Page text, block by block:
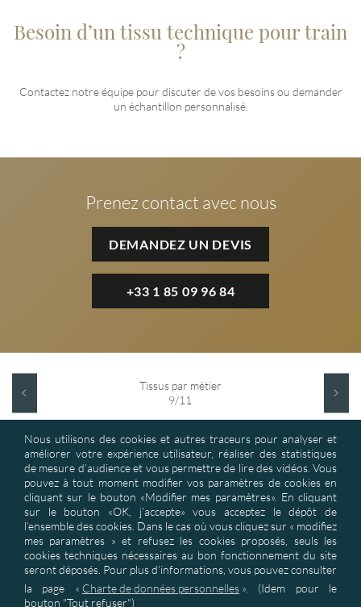
Besoin d’un tissu technique pour train
?
Contactez notre équipe pour discuter de vos besoins ou demander
un échantillon personnalisé.
Prenez contact avec nous
DEMANDEZ UN DEVIS
+33 1 85 09 96 84
Tissus par métier
9/11
ASD : Textile d’Ameublement et Produits de Décoration : solutions
industrielles pour baisser vos coûts matières de façon importante &
développer vos collections exclusives. Tissus techniques, de tissus non
feu M1
Nous utilisons des cookies et autres traceurs pour analyser et
améliorer votre expérience utilisateur, réaliser des statistiques
de mesure d’audience et vous permettre de lire des vidéos. Vous
pouvez à tout moment modifier vos paramètres de cookies en
cliquant sur le bouton «Modifier mes paramètres». En cliquant
sur le bouton «OK, j’accepte» vous acceptez le dépôt de
l’ensemble des cookies. Dans le cas où vous cliquez sur « modifiez
mes paramètres » et refusez les cookies proposés, seuls les
cookies techniques nécessaires au bon fonctionnement du site
seront déposés. Pour plus d’informations, vous pouvez consulter
la page « Charte de données personnelles».
(Idem pour le
bouton "Tout refuser")